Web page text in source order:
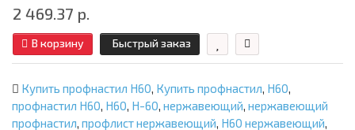
2 469.37 р.
В корзину Быстрый заказ
Купить профнастил Н60, Купить профнастил, Н60,
профнастил Н60, Н60, Н-60, нержавеющий, нержавеющий
профнастил, профлист нержавеющий, Н60 нержавеющий,